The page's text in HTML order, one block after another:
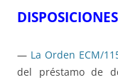
— La Orden ECM/
del préstamo de